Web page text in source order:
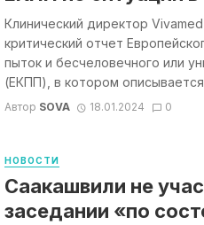
Клинический директор
критический отчет
пыток и бесчеловечного или
(ЕКПП), в котором описывается
Автор SOVA 18.01.2024 0
НОВОСТИ
Саакашвили не
заседании «по